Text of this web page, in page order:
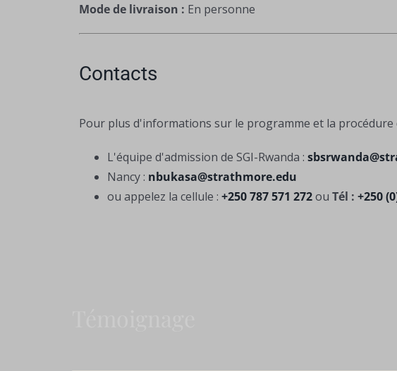
Mode de livraison : En personne
Contacts
Pour plus d'informations sur le programme et la procédure
L'équipe d'admission de SGI-Rwanda :
Nancy : nbukasa@strathmore.edu
ou appelez la cellule : +250 787 571 272ou Tél : +250